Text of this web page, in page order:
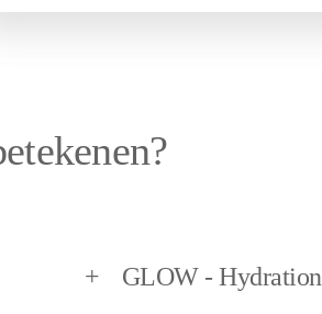
+ GLOW - Hydration